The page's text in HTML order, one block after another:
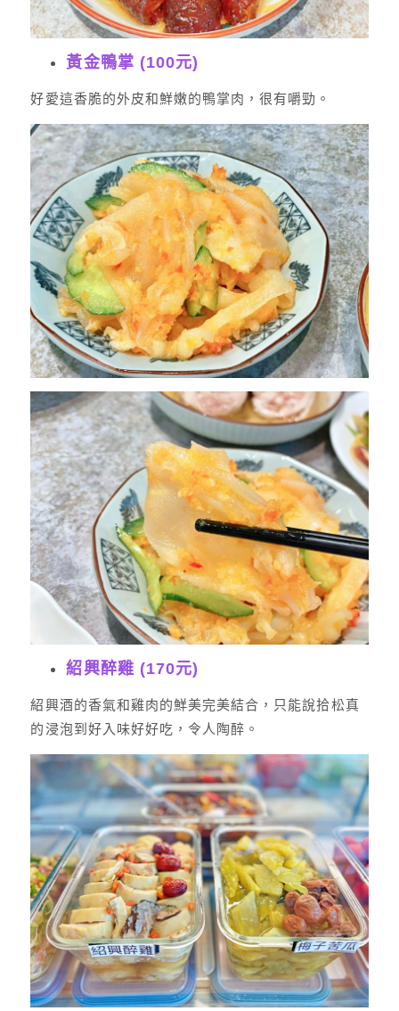
黃金鴨掌 (100元)
好愛這香脆的外皮和鮮嫩的鴨掌肉，很有嚼勁。
紹興醉雞 (170元)
紹興酒的香氣和雞肉的鮮美完美結合，只能說拾松真
的浸泡到好入味好好吃，令人陶醉。